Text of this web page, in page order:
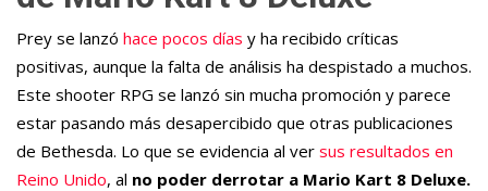
Prey se lanzó hace pocos días y ha recibido críticas
positivas, aunque la falta de análisis ha despistado a muchos.
Este shooter RPG se lanzó sin mucha promoción y parece
estar pasando más desapercibido que otras publicaciones
de Bethesda. Lo que se evidencia al ver sus resultados en
Reino Unido, al no poder derrotar a Mario Kart 8 Deluxe.